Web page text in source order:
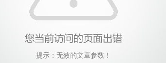
提示：无效的文章参数！